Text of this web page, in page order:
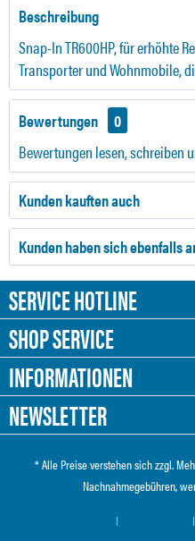
Beschreibung
Snap-In TR600HP, für erhöhte
Transporter und Wohnmobile,
Bewertungen
0
Bewertungen lesen, schreiben
Kunden kauften auch
Kunden haben sich ebenfalls
SERVICE HOTLINE
SHOP SERVICE
INFORMATIONEN
NEWSLETTER
* Alle Preise verstehen sich zzgl.
Nachnahmegebühren,